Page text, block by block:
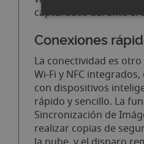
capturados durante el
Conexiones
La conectividad es
Wi-Fi y NFC
con dispositivos
rápido y sencillo. La
Sincronización de
realizar copias de